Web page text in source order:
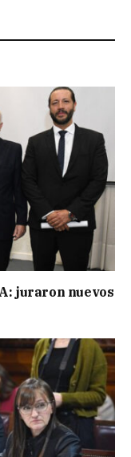
juraron nuevos